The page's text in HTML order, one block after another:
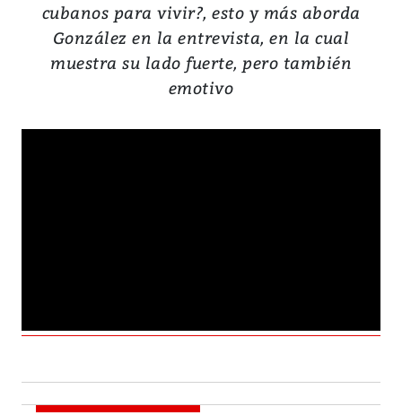
cubanos para vivir?, esto y más aborda
González en la entrevista, en la cual
muestra su lado fuerte, pero también
emotivo